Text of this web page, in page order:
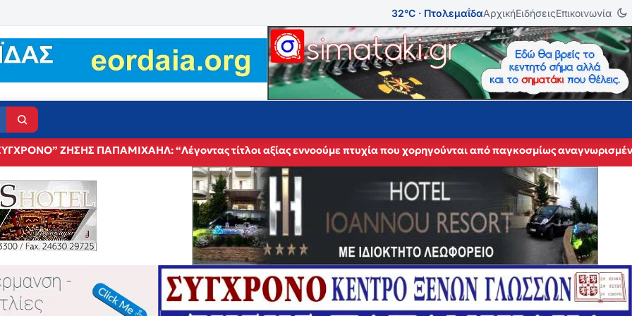
32°C · ΠτολεμαΐδαΑρχικήΕιδήσειςΕπικοινωνία
ΖΗΣΗΣ ΠΑΠΑΜΙΧΑΗΛ: “Λέγοντας τίτλοι αξίας εννοούμε πτυχία που χορηγούνται από παγκοσμίως